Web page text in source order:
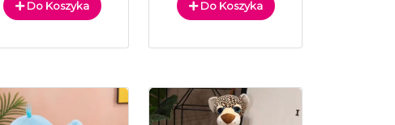
Do Koszyka Do Koszyka